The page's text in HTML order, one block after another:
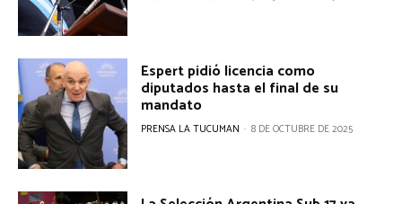
Espert pidió licencia como
diputados hasta el final de su
mandato
PRENSA LA TUCUMAN - 8 DE OCTUBRE DE 2025